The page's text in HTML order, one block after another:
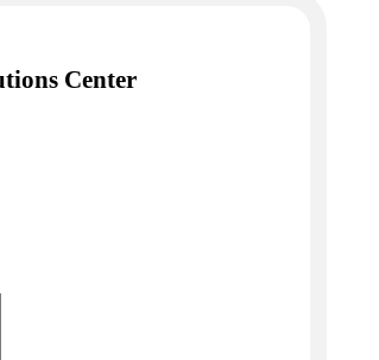
Center